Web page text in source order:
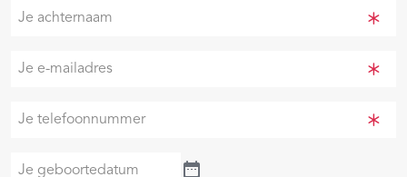
Je
Je
(Vereist)
Je
Je